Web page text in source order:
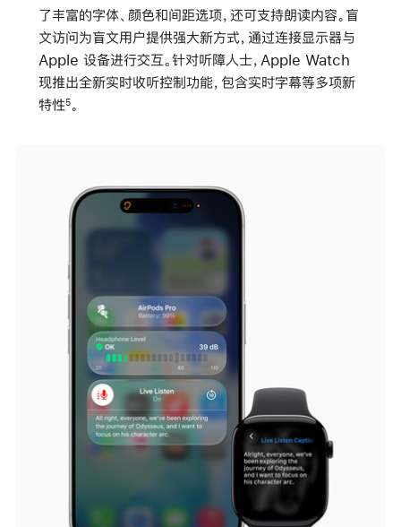
了丰富的字体、颜色和间距选项，还可支持朗读内容。盲
文访问为盲文用户提供强大新方式，通过连接显示器与
Apple 设备进行交互。针对听障人士，Apple Watch
现推出全新实时收听控制功能，包含实时字幕等多项新
特性 5。